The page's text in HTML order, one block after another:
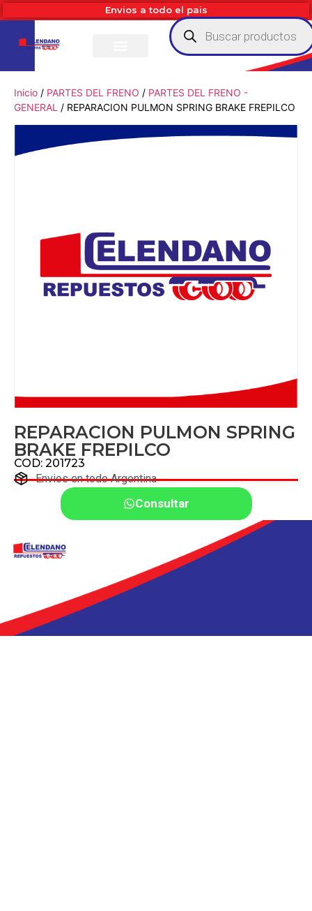
Envios a todo el pais
Inicio / PARTES DEL FRENO / PARTES DEL FRENO -
GENERAL / REPARACION PULMON SPRING BRAKE FREPILCO
REPARACION PULMON SPRING
BRAKE FREPILCO
COD: 201723
Envios en todo Argentina
Consultar